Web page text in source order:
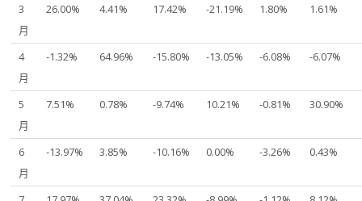
3
月
26.00% 4.41% 17.42% -21.19% 1.80% 1.61%
4
月
-1.32% 64.96% -15.80% -13.05% -6.08% -6.07%
5
月
7.51% 0.78% -9.74% 10.21% -0.81% 30.90%
6
月
-13.97% 3.85% -10.16% 0.00% -3.26% 0.43%